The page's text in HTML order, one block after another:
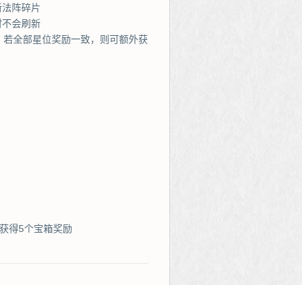
阵碎片
会刷新
全部星位奖励一致，则可额外获
得5个宝箱奖励